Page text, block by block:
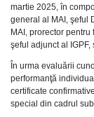
martie 2025, în
general al MAI, şeful
MAI, prorector pentru
şeful adjunct al IGPF,
În urma evaluării
performanţă
certificate
special din cadrul